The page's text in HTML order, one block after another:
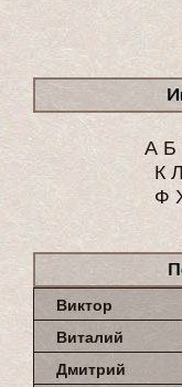
А Б
К Л
Ф
Виктор
Виталий
Дмитрий